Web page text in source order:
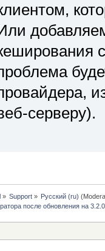
серверу).
» Support» Русский (ru)
после обновления на 3.2.0